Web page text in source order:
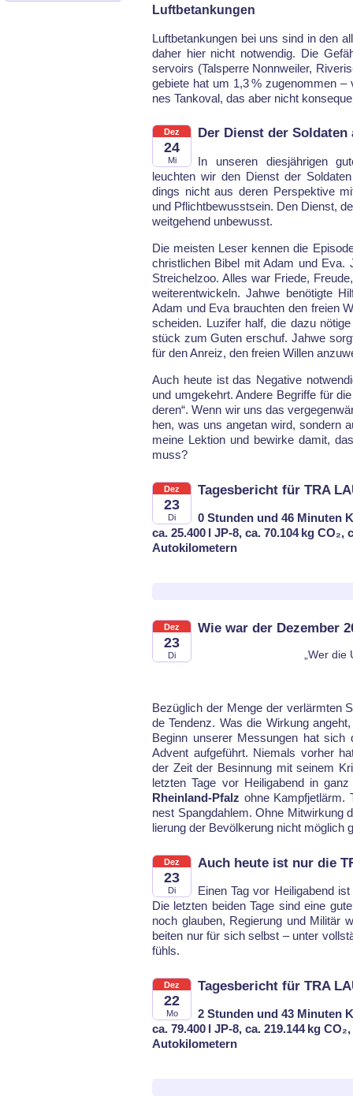
Luftbetankungen
Luft­be­tan­kun­gen bei uns sind in den
daher hier nicht notwendig. Die
ser­voirs (Tal­sper­re Nonn­wei­ler,
ge­bie­te hat um 1,3 % zu­ge­nom­men
nes Tank­oval, das aber nicht
Dez
24
Mi
Der Dienst der
In un­se­ren dies­jäh­ri­gen
leuch­ten wir den Dienst der
dings nicht aus de­ren Per­spek­ti­ve
und Pf­licht­be­wusst­sein. Den Dienst,
weit­ge­hend un­be­wusst.
Die meis­ten Le­ser ken­nen die
christ­li­chen Bi­bel mit Adam und Eva.
Strei­chel­zoo. Al­les war Frie­de,
wei­ter­ent­wi­ckeln. Jahwe be­nö­tig­te
Adam und Eva brauch­ten den frei­en
schei­den. Lu­zi­fer half, die da­zu
stück zum Gu­ten er­schuf. Jahwe
für den An­reiz, den frei­en Wil­len
Auch heu­te ist das Ne­ga­ti­ve
und um­ge­kehrt. An­de­re Be­grif­fe für
de­ren“. Wenn wir uns das
hen, was uns an­ge­tan wird, son­dern
mei­ne Lek­ti­on und be­wir­ke da­mit,
muss?
Dez
23
Di
Tagesbericht für TRA
0 Stunden und 46 Minuten
ca. 25.400 l JP-8, ca. 70.104 kg
Autokilometern
Dez
23
Di
Wie war der Dezember
„Wer
Be­züg­lich der Men­ge der ver­lärm­ten
de Ten­denz. Was die Wir­kung
Be­ginn un­se­rer Mes­sun­gen hat
Ad­vent auf­ge­führt. Nie­mals vor­her
der Zeit der Be­sin­nung mit sei­nem
letz­ten Ta­ge vor Hei­lig­abend in
Rhein­land-Pfalz oh­ne
nest Spang­dah­lem. Oh­ne Mit­wir­kung
lie­rung der Be­völ­ke­rung nicht mög­lich
Dez
23
Di
Auch heute ist nur die
Einen Tag vor Hei­ligabend
Die letz­ten bei­den Ta­ge sind ei­ne
noch glau­ben, Re­gie­rung und Mi­li­tär
bei­ten nur für sich selbst – un­ter
fühls.
Dez
22
Mo
Tagesbericht für TRA
2 Stunden und 43 Minuten
ca. 79.400 l JP-8, ca. 219.144 kg
Autokilometern